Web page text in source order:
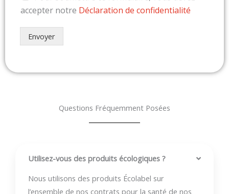
accepter notre Déclaration de confidentialité
Envoyer
Questions Fréquemment Posées
Utilisez-vous des produits écologiques ?
Nous utilisons des produits Écolabel sur
l’ensemble de nos contrats pour la santé de nos